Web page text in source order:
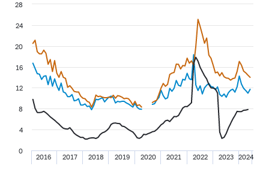
2016 2017 2018 2019 2020 2021 2022 2023 2024
0
4
8
12
16
20
24
28